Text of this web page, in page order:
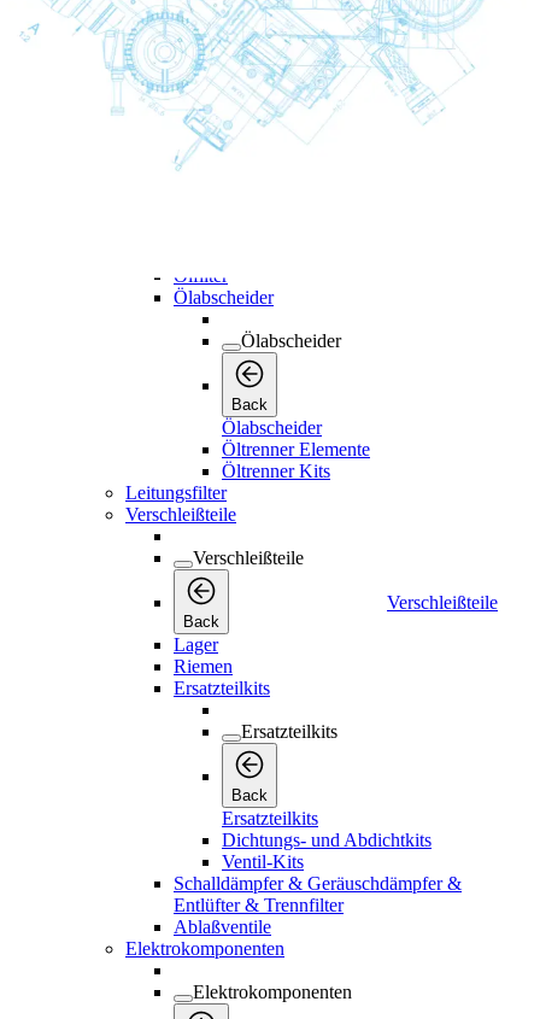
Adsorptionsmittelkits
Kühlerkits
Trocknerkits
Luftfilter
Luftfilter
Ölfilter
Ölabscheider
Ölabscheider
Back
Ölabscheider
Öltrenner Elemente
Öltrenner Kits
Leitungsfilter
Verschleißteile
Verschleißteile
Back
Verschleißteile
Lager
Riemen
Ersatzteilkits
Ersatzteilkits
Back
Ersatzteilkits
Dichtungs- und Abdichtkits
Ventil-Kits
Schalldämpfer & Geräuschdämpfer &
Entlüfter & Trennfilter
Ablaßventile
Elektrokomponenten
Elektrokomponenten